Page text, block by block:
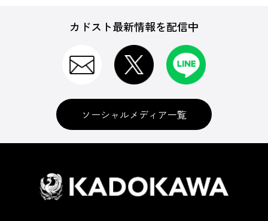
カドスト最新情報を配信中
ソーシャルメディア一覧